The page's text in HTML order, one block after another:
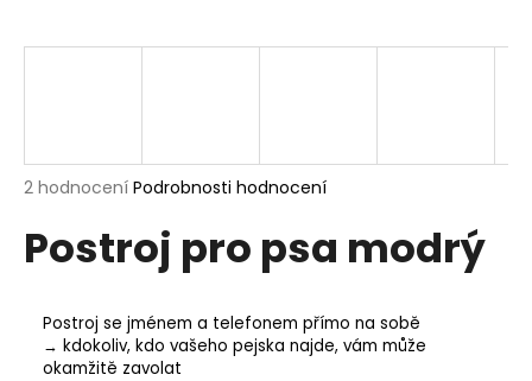
Průměrné
produktu
je
hvězdiček.
2 hodnocení Podrobnosti hodnocení
Postroj pro psa modrý
Postroj se jménem a telefonem přímo na sobě
→ kdokoliv, kdo vašeho pejska najde, vám může
okamžitě zavolat
j
?
HLEDAT